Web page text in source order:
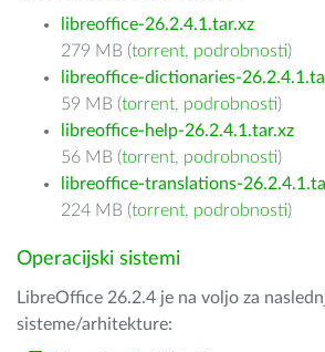
libreoffice-26.2.4.1.tar.xz
279 MB (torrent, podrobnosti)
libreoffice-dictionaries-
59 MB (torrent, podrobnosti)
libreoffice-help-26.2.4.1.tar.xz
56 MB (torrent, podrobnosti)
libreoffice-translations-
224 MB (torrent, podrobnosti)
Operacijski sistemi
LibreOffice 26.2.4 je na voljo za
sisteme/arhitekture: